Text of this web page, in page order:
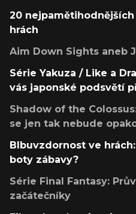
20
hrách
Aim Down Sights aneb
Série Yakuza / Like a
vás japonské podsvětí
Shadow of the
se jen tak nebude
Blbuvzdornost ve
boty zábavy?
Série Final Fantasy:
začátečníky